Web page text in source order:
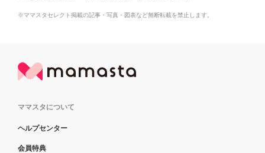
※ママスタセレクト掲載の記事・写真・図表など無断転載を禁止します。
ママスタについて
ヘルプセンター
会員特典